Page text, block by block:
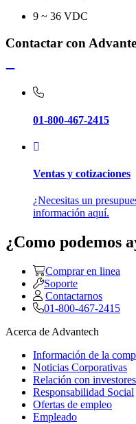
9 ~ 36 VDC
Contactar con
01-800-467-2415
Ventas y cotizaciones
¿Necesitas un
información aquí.
¿Como podemos
Comprar en linea
Soporte
Contactarnos
01-800-467-2415
Acerca de Advantech
Información de la
Noticias Corporativas
Relación con investores
Responsabilidad Social
Ofertas de empleo
Empleado